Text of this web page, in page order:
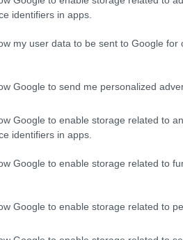
identifiers in apps.
my user data to be sent to Google for
Google to send me personalized
Google to enable storage related to
identifiers in apps.
Google to enable storage related to
Google to enable storage related to